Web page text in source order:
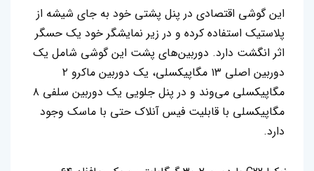
این گوشی اقتصادی در پنل پشتی خود به جای شیشه از
پلاستیک استفاده کرده و در زیر نمایشگر خود یک حسگر
اثر انگشت دارد. دوربین‌های پشت این گوشی شامل یک
دوربین اصلی ۱۳ مگاپیکسلی، یک دوربین ماکرو ۲
مگاپیکسلی می‌وند و در پنل جلویی یک دوربین سلفی ۸
مگاپیکسلی با قابلیت فیس آنلاک حتی با ماسک وجود
دارد.